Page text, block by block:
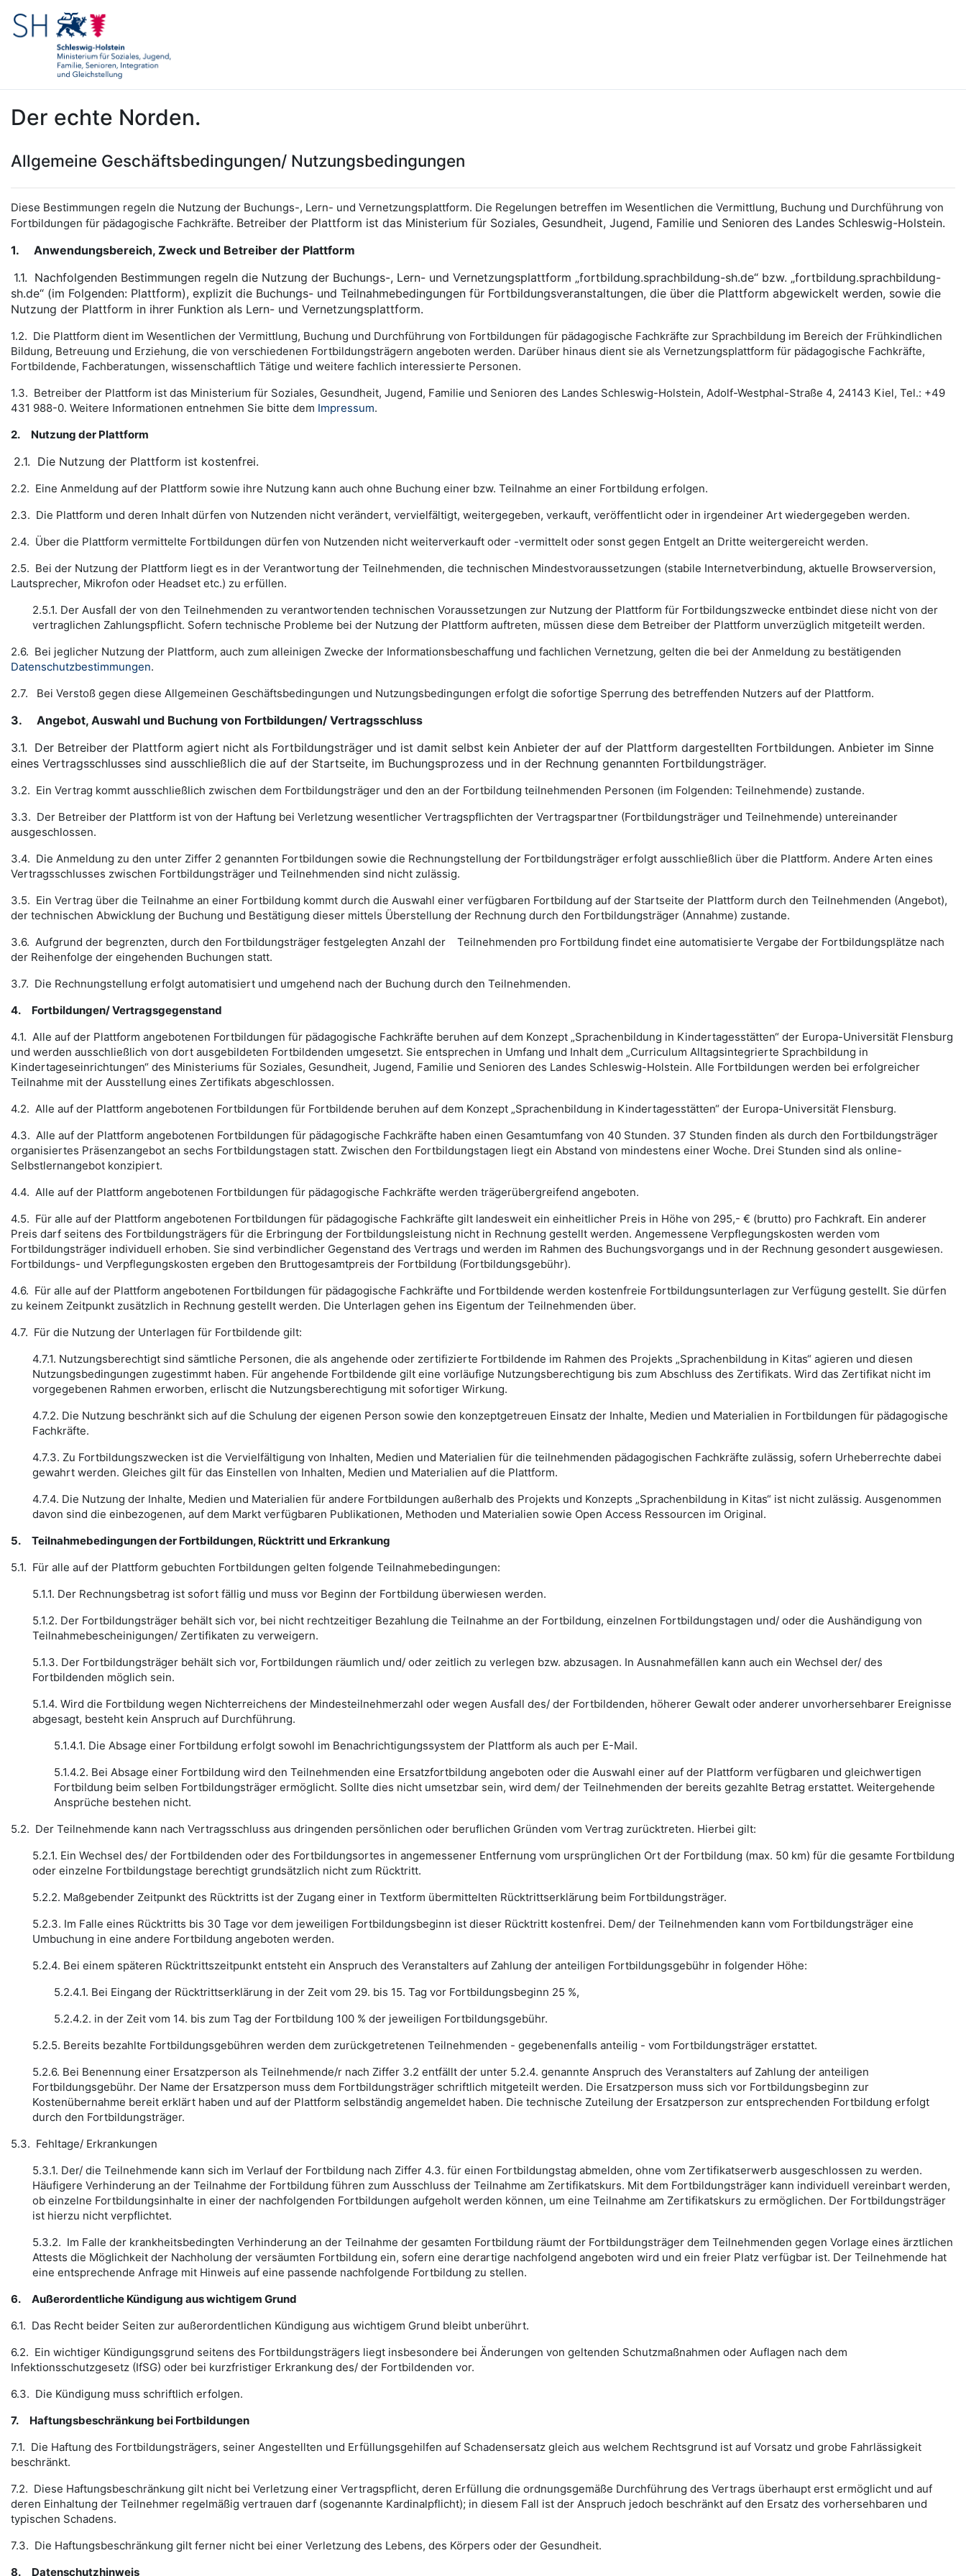
Der echte Norden.
Allgemeine Geschäftsbedingungen/ Nutzungsbedingungen
Diese Bestimmungen regeln die Nutzung der Buchungs-, Lern- und Vernetzungsplattform. Die Regelungen betreffen im Wesentlichen die Vermittlung, Buchung und Durchführung von
Fortbildungen für pädagogische Fachkräfte. Betreiber der Plattform ist das Ministerium für Soziales, Gesundheit, Jugend, Familie und Senioren des Landes Schleswig-Holstein.
1. Anwendungsbereich, Zweck und Betreiber der Plattform
1.1. Nachfolgenden Bestimmungen regeln die Nutzung der Buchungs-, Lern- und Vernetzungsplattform „fortbildung.sprachbildung-sh.de“ bzw. „fortbildung.sprachbildung-
sh.de“ (im Folgenden: Plattform), explizit die Buchungs- und Teilnahmebedingungen für Fortbildungsveranstaltungen, die über die Plattform abgewickelt werden, sowie die
Nutzung der Plattform in ihrer Funktion als Lern- und Vernetzungsplattform.
1.2. Die Plattform dient im Wesentlichen der Vermittlung, Buchung und Durchführung von Fortbildungen für pädagogische Fachkräfte zur Sprachbildung im Bereich der Frühkindlichen
Bildung, Betreuung und Erziehung, die von verschiedenen Fortbildungsträgern angeboten werden. Darüber hinaus dient sie als Vernetzungsplattform für pädagogische Fachkräfte,
Fortbildende, Fachberatungen, wissenschaftlich Tätige und weitere fachlich interessierte Personen.
1.3. Betreiber der Plattform ist das Ministerium für Soziales, Gesundheit, Jugend, Familie und Senioren des Landes Schleswig-Holstein, Adolf-Westphal-Straße 4, 24143 Kiel, Tel.: +49
431 988-0. Weitere Informationen entnehmen Sie bitte dem Impressum.
2. Nutzung der Plattform
2.1. Die Nutzung der Plattform ist kostenfrei.
2.2. Eine Anmeldung auf der Plattform sowie ihre Nutzung kann auch ohne Buchung einer bzw. Teilnahme an einer Fortbildung erfolgen.
2.3. Die Plattform und deren Inhalt dürfen von Nutzenden nicht verändert, vervielfältigt, weitergegeben, verkauft, veröffentlicht oder in irgendeiner Art wiedergegeben werden.
2.4. Über die Plattform vermittelte Fortbildungen dürfen von Nutzenden nicht weiterverkauft oder -vermittelt oder sonst gegen Entgelt an Dritte weitergereicht werden.
2.5. Bei der Nutzung der Plattform liegt es in der Verantwortung der Teilnehmenden, die technischen Mindestvoraussetzungen (stabile Internetverbindung, aktuelle Browserversion,
Lautsprecher, Mikrofon oder Headset etc.) zu erfüllen.
2.5.1. Der Ausfall der von den Teilnehmenden zu verantwortenden technischen Voraussetzungen zur Nutzung der Plattform für Fortbildungszwecke entbindet diese nicht von der
vertraglichen Zahlungspflicht. Sofern technische Probleme bei der Nutzung der Plattform auftreten, müssen diese dem Betreiber der Plattform unverzüglich mitgeteilt werden.
2.6. Bei jeglicher Nutzung der Plattform, auch zum alleinigen Zwecke der Informationsbeschaffung und fachlichen Vernetzung, gelten die bei der Anmeldung zu bestätigenden
Datenschutzbestimmungen.
2.7. Bei Verstoß gegen diese Allgemeinen Geschäftsbedingungen und Nutzungsbedingungen erfolgt die sofortige Sperrung des betreffenden Nutzers auf der Plattform.
3. Angebot, Auswahl und Buchung von Fortbildungen/ Vertragsschluss
3.1. Der Betreiber der Plattform agiert nicht als Fortbildungsträger und ist damit selbst kein Anbieter der auf der Plattform dargestellten Fortbildungen. Anbieter im Sinne
eines Vertragsschlusses sind ausschließlich die auf der Startseite, im Buchungsprozess und in der Rechnung genannten Fortbildungsträger.
3.2. Ein Vertrag kommt ausschließlich zwischen dem Fortbildungsträger und den an der Fortbildung teilnehmenden Personen (im Folgenden: Teilnehmende) zustande.
3.3. Der Betreiber der Plattform ist von der Haftung bei Verletzung wesentlicher Vertragspflichten der Vertragspartner (Fortbildungsträger und Teilnehmende) untereinander
ausgeschlossen.
3.4. Die Anmeldung zu den unter Ziffer 2 genannten Fortbildungen sowie die Rechnungstellung der Fortbildungsträger erfolgt ausschließlich über die Plattform. Andere Arten eines
Vertragsschlusses zwischen Fortbildungsträger und Teilnehmenden sind nicht zulässig.
3.5. Ein Vertrag über die Teilnahme an einer Fortbildung kommt durch die Auswahl einer verfügbaren Fortbildung auf der Startseite der Plattform durch den Teilnehmenden (Angebot),
der technischen Abwicklung der Buchung und Bestätigung dieser mittels Überstellung der Rechnung durch den Fortbildungsträger (Annahme) zustande.
3.6. Aufgrund der begrenzten, durch den Fortbildungsträger festgelegten Anzahl der Teilnehmenden pro Fortbildung findet eine automatisierte Vergabe der Fortbildungsplätze nach
der Reihenfolge der eingehenden Buchungen statt.
3.7. Die Rechnungstellung erfolgt automatisiert und umgehend nach der Buchung durch den Teilnehmenden.
4. Fortbildungen/ Vertragsgegenstand
4.1. Alle auf der Plattform angebotenen Fortbildungen für pädagogische Fachkräfte beruhen auf dem Konzept „Sprachenbildung in Kindertagesstätten“ der Europa-Universität Flensburg
und werden ausschließlich von dort ausgebildeten Fortbildenden umgesetzt. Sie entsprechen in Umfang und Inhalt dem „Curriculum Alltagsintegrierte Sprachbildung in
Kindertageseinrichtungen“ des Ministeriums für Soziales, Gesundheit, Jugend, Familie und Senioren des Landes Schleswig-Holstein. Alle Fortbildungen werden bei erfolgreicher
Teilnahme mit der Ausstellung eines Zertifikats abgeschlossen.
4.2. Alle auf der Plattform angebotenen Fortbildungen für Fortbildende beruhen auf dem Konzept „Sprachenbildung in Kindertagesstätten“ der Europa-Universität Flensburg.
4.3. Alle auf der Plattform angebotenen Fortbildungen für pädagogische Fachkräfte haben einen Gesamtumfang von 40 Stunden. 37 Stunden finden als durch den Fortbildungsträger
organisiertes Präsenzangebot an sechs Fortbildungstagen statt. Zwischen den Fortbildungstagen liegt ein Abstand von mindestens einer Woche. Drei Stunden sind als online-
Selbstlernangebot konzipiert.
4.4. Alle auf der Plattform angebotenen Fortbildungen für pädagogische Fachkräfte werden trägerübergreifend angeboten.
4.5. Für alle auf der Plattform angebotenen Fortbildungen für pädagogische Fachkräfte gilt landesweit ein einheitlicher Preis in Höhe von 295,- € (brutto) pro Fachkraft. Ein anderer
Preis darf seitens des Fortbildungsträgers für die Erbringung der Fortbildungsleistung nicht in Rechnung gestellt werden. Angemessene Verpflegungskosten werden vom
Fortbildungsträger individuell erhoben. Sie sind verbindlicher Gegenstand des Vertrags und werden im Rahmen des Buchungsvorgangs und in der Rechnung gesondert ausgewiesen.
Fortbildungs- und Verpflegungskosten ergeben den Bruttogesamtpreis der Fortbildung (Fortbildungsgebühr).
4.6. Für alle auf der Plattform angebotenen Fortbildungen für pädagogische Fachkräfte und Fortbildende werden kostenfreie Fortbildungsunterlagen zur Verfügung gestellt. Sie dürfen
zu keinem Zeitpunkt zusätzlich in Rechnung gestellt werden. Die Unterlagen gehen ins Eigentum der Teilnehmenden über.
4.7. Für die Nutzung der Unterlagen für Fortbildende gilt:
4.7.1. Nutzungsberechtigt sind sämtliche Personen, die als angehende oder zertifizierte Fortbildende im Rahmen des Projekts „Sprachenbildung in Kitas“ agieren und diesen
Nutzungsbedingungen zugestimmt haben. Für angehende Fortbildende gilt eine vorläufige Nutzungsberechtigung bis zum Abschluss des Zertifikats. Wird das Zertifikat nicht im
vorgegebenen Rahmen erworben, erlischt die Nutzungsberechtigung mit sofortiger Wirkung.
4.7.2. Die Nutzung beschränkt sich auf die Schulung der eigenen Person sowie den konzeptgetreuen Einsatz der Inhalte, Medien und Materialien in Fortbildungen für pädagogische
Fachkräfte.
4.7.3. Zu Fortbildungszwecken ist die Vervielfältigung von Inhalten, Medien und Materialien für die teilnehmenden pädagogischen Fachkräfte zulässig, sofern Urheberrechte dabei
gewahrt werden. Gleiches gilt für das Einstellen von Inhalten, Medien und Materialien auf die Plattform.
4.7.4. Die Nutzung der Inhalte, Medien und Materialien für andere Fortbildungen außerhalb des Projekts und Konzepts „Sprachenbildung in Kitas“ ist nicht zulässig. Ausgenommen
davon sind die einbezogenen, auf dem Markt verfügbaren Publikationen, Methoden und Materialien sowie Open Access Ressourcen im Original.
5. Teilnahmebedingungen der Fortbildungen, Rücktritt und Erkrankung
5.1. Für alle auf der Plattform gebuchten Fortbildungen gelten folgende Teilnahmebedingungen:
5.1.1. Der Rechnungsbetrag ist sofort fällig und muss vor Beginn der Fortbildung überwiesen werden.
5.1.2. Der Fortbildungsträger behält sich vor, bei nicht rechtzeitiger Bezahlung die Teilnahme an der Fortbildung, einzelnen Fortbildungstagen und/ oder die Aushändigung von
Teilnahmebescheinigungen/ Zertifikaten zu verweigern.
5.1.3. Der Fortbildungsträger behält sich vor, Fortbildungen räumlich und/ oder zeitlich zu verlegen bzw. abzusagen. In Ausnahmefällen kann auch ein Wechsel der/ des
Fortbildenden möglich sein.
5.1.4. Wird die Fortbildung wegen Nichterreichens der Mindesteilnehmerzahl oder wegen Ausfall des/ der Fortbildenden, höherer Gewalt oder anderer unvorhersehbarer Ereignisse
abgesagt, besteht kein Anspruch auf Durchführung.
5.1.4.1. Die Absage einer Fortbildung erfolgt sowohl im Benachrichtigungssystem der Plattform als auch per E-Mail.
5.1.4.2. Bei Absage einer Fortbildung wird den Teilnehmenden eine Ersatzfortbildung angeboten oder die Auswahl einer auf der Plattform verfügbaren und gleichwertigen
Fortbildung beim selben Fortbildungsträger ermöglicht. Sollte dies nicht umsetzbar sein, wird dem/ der Teilnehmenden der bereits gezahlte Betrag erstattet. Weitergehende
Ansprüche bestehen nicht.
5.2. Der Teilnehmende kann nach Vertragsschluss aus dringenden persönlichen oder beruflichen Gründen vom Vertrag zurücktreten. Hierbei gilt:
5.2.1. Ein Wechsel des/ der Fortbildenden oder des Fortbildungsortes in angemessener Entfernung vom ursprünglichen Ort der Fortbildung (max. 50 km) für die gesamte Fortbildung
oder einzelne Fortbildungstage berechtigt grundsätzlich nicht zum Rücktritt.
5.2.2. Maßgebender Zeitpunkt des Rücktritts ist der Zugang einer in Textform übermittelten Rücktrittserklärung beim Fortbildungsträger.
5.2.3. Im Falle eines Rücktritts bis 30 Tage vor dem jeweiligen Fortbildungsbeginn ist dieser Rücktritt kostenfrei. Dem/ der Teilnehmenden kann vom Fortbildungsträger eine
Umbuchung in eine andere Fortbildung angeboten werden.
5.2.4. Bei einem späteren Rücktrittszeitpunkt entsteht ein Anspruch des Veranstalters auf Zahlung der anteiligen Fortbildungsgebühr in folgender Höhe:
5.2.4.1. Bei Eingang der Rücktrittserklärung in der Zeit vom 29. bis 15. Tag vor Fortbildungsbeginn 25 %,
5.2.4.2. in der Zeit vom 14. bis zum Tag der Fortbildung 100 % der jeweiligen Fortbildungsgebühr.
5.2.5. Bereits bezahlte Fortbildungsgebühren werden dem zurückgetretenen Teilnehmenden - gegebenenfalls anteilig - vom Fortbildungsträger erstattet.
5.2.6. Bei Benennung einer Ersatzperson als Teilnehmende/r nach Ziffer 3.2 entfällt der unter 5.2.4. genannte Anspruch des Veranstalters auf Zahlung der anteiligen
Fortbildungsgebühr. Der Name der Ersatzperson muss dem Fortbildungsträger schriftlich mitgeteilt werden. Die Ersatzperson muss sich vor Fortbildungsbeginn zur
Kostenübernahme bereit erklärt haben und auf der Plattform selbständig angemeldet haben. Die technische Zuteilung der Ersatzperson zur entsprechenden Fortbildung erfolgt
durch den Fortbildungsträger.
5.3. Fehltage/ Erkrankungen
5.3.1. Der/ die Teilnehmende kann sich im Verlauf der Fortbildung nach Ziffer 4.3. für einen Fortbildungstag abmelden, ohne vom Zertifikatserwerb ausgeschlossen zu werden.
Häufigere Verhinderung an der Teilnahme der Fortbildung führen zum Ausschluss der Teilnahme am Zertifikatskurs. Mit dem Fortbildungsträger kann individuell vereinbart werden,
ob einzelne Fortbildungsinhalte in einer der nachfolgenden Fortbildungen aufgeholt werden können, um eine Teilnahme am Zertifikatskurs zu ermöglichen. Der Fortbildungsträger
ist hierzu nicht verpflichtet.
5.3.2. Im Falle der krankheitsbedingten Verhinderung an der Teilnahme der gesamten Fortbildung räumt der Fortbildungsträger dem Teilnehmenden gegen Vorlage eines ärztlichen
Attests die Möglichkeit der Nachholung der versäumten Fortbildung ein, sofern eine derartige nachfolgend angeboten wird und ein freier Platz verfügbar ist. Der Teilnehmende hat
eine entsprechende Anfrage mit Hinweis auf eine passende nachfolgende Fortbildung zu stellen.
6. Außerordentliche Kündigung aus wichtigem Grund
6.1. Das Recht beider Seiten zur außerordentlichen Kündigung aus wichtigem Grund bleibt unberührt.
6.2. Ein wichtiger Kündigungsgrund seitens des Fortbildungsträgers liegt insbesondere bei Änderungen von geltenden Schutzmaßnahmen oder Auflagen nach dem
Infektionsschutzgesetz (IfSG) oder bei kurzfristiger Erkrankung des/ der Fortbildenden vor.
6.3. Die Kündigung muss schriftlich erfolgen.
7. Haftungsbeschränkung bei Fortbildungen
7.1. Die Haftung des Fortbildungsträgers, seiner Angestellten und Erfüllungsgehilfen auf Schadensersatz gleich aus welchem Rechtsgrund ist auf Vorsatz und grobe Fahrlässigkeit
beschränkt.
7.2. Diese Haftungsbeschränkung gilt nicht bei Verletzung einer Vertragspflicht, deren Erfüllung die ordnungsgemäße Durchführung des Vertrags überhaupt erst ermöglicht und auf
deren Einhaltung der Teilnehmer regelmäßig vertrauen darf (sogenannte Kardinalpflicht); in diesem Fall ist der Anspruch jedoch beschränkt auf den Ersatz des vorhersehbaren und
typischen Schadens.
7.3. Die Haftungsbeschränkung gilt ferner nicht bei einer Verletzung des Lebens, des Körpers oder der Gesundheit.
8. Datenschutzhinweis